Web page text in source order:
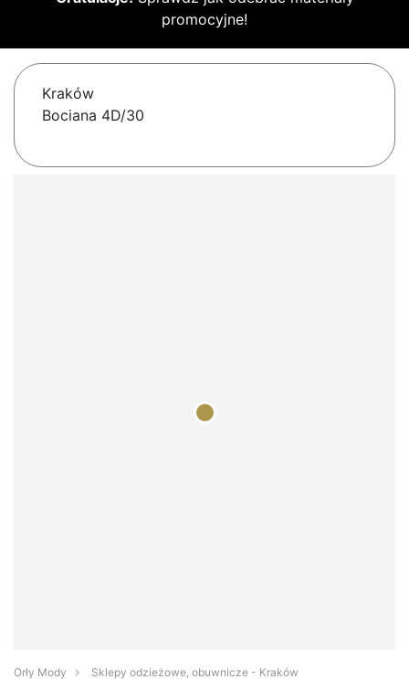
promocyjne!
Kraków
Bociana 4D/30
Orły Mody
Sklepy odzieżowe, obuwnicze - Kraków